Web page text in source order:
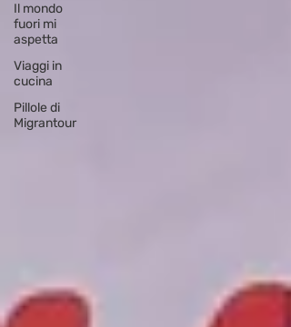
Il mondo
fuori mi
aspetta
Viaggi in
cucina
Pillole di
Migrantour